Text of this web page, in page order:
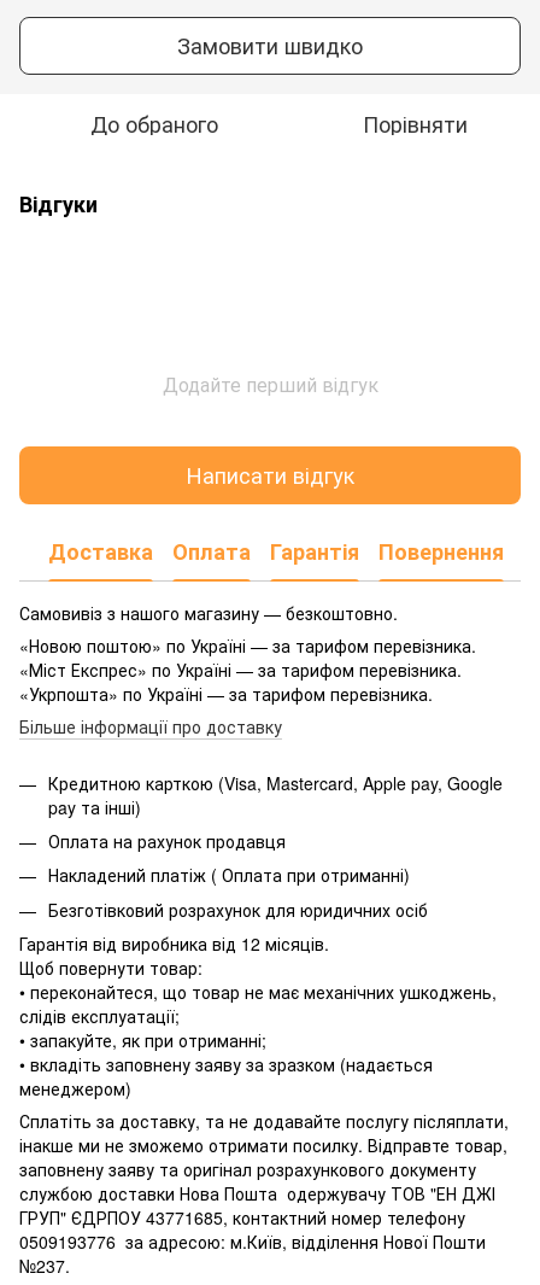
Замовити швидко
До обраного Порівняти
Відгуки
Додайте перший відгук
Написати відгук
Доставка Оплата Гарантія Повернення
Самовивіз з нашого магазину — безкоштовно.
«Новою поштою» по Україні — за тарифом перевізника.
«Міст Експрес» по Україні — за тарифом перевізника.
«Укрпошта» по Україні — за тарифом перевізника.
Більше інформації про доставку
Кредитною карткою (Visa, Mastercard, Apple pay, Google
pay та інші)
Оплата на рахунок продавця
Накладений платіж ( Оплата при отриманні)
Безготівковий розрахунок для юридичних осіб
Гарантія від виробника від 12 місяців.
Щоб повернути товар:
• переконайтеся, що товар не має механічних ушкоджень,
слідів експлуатації;
• запакуйте, як при отриманні;
• вкладіть заповнену заяву за зразком (надається
менеджером)
Сплатіть за доставку, та не додавайте послугу післяплати,
інакше ми не зможемо отримати посилку. Відправте товар,
заповнену заяву та оригінал розрахункового документу
службою доставки Нова Пошта одержувачу ТОВ "ЕН ДЖІ
ГРУП" ЄДРПОУ 43771685, контактний номер телефону
0509193776 за адресою: м.Київ, відділення Нової Пошти
№237.